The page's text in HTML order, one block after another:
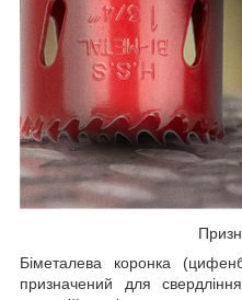
Біметалева коронка
призначений для